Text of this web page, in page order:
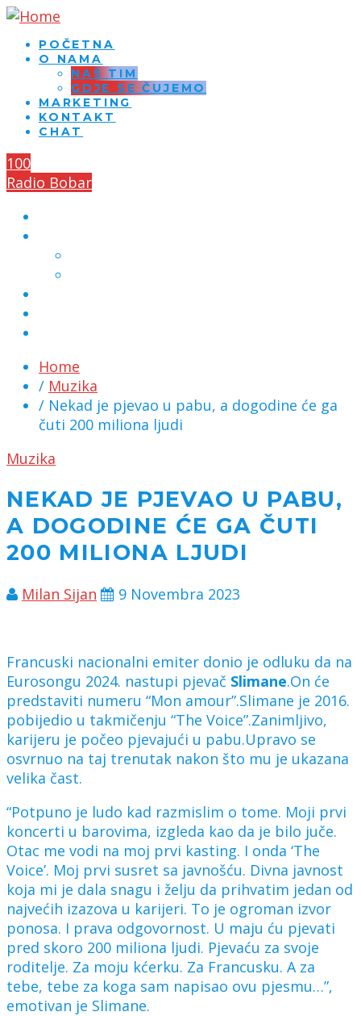
POČETNA
O NAMA
NAŠ TIM
GDJE SE ČUJEMO
MARKETING
KONTAKT
CHAT
100
Radio Bobar
Home
/ Muzika
/ Nekad je pjevao u pabu, a dogodine će ga
čuti 200 miliona ljudi
Muzika
NEKAD JE PJEVAO U PABU,
A DOGODINE ĆE GA ČUTI
200 MILIONA LJUDI
Milan Sijan 9 Novembra 2023
Francuski nacionalni emiter donio je odluku da na
Eurosongu 2024. nastupi pjevač Slimane.On će
predstaviti numeru “Mon amour”.Slimane je 2016.
pobijedio u takmičenju “The Voice”.Zanimljivo,
karijeru je počeo pjevajući u pabu.Upravo se
osvrnuo na taj trenutak nakon što mu je ukazana
velika čast.
“Potpuno je ludo kad razmislim o tome. Moji prvi
koncerti u barovima, izgleda kao da je bilo juče.
Otac me vodi na moj prvi kasting. I onda ‘The
Voice’. Moj prvi susret sa javnošću. Divna javnost
koja mi je dala snagu i želju da prihvatim jedan od
najvećih izazova u karijeri. To je ogroman izvor
ponosa. I prava odgovornost. U maju ću pjevati
pred skoro 200 miliona ljudi. Pjevaću za svoje
roditelje. Za moju kćerku. Za Francusku. A za
tebe, tebe za koga sam napisao ovu pjesmu…”,
emotivan je Slimane.